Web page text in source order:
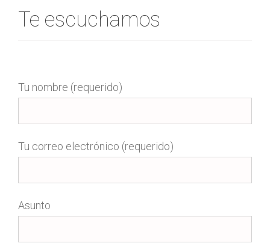
Te escuchamos
Tu nombre (requerido)
Tu correo electrónico (requerido)
Asunto